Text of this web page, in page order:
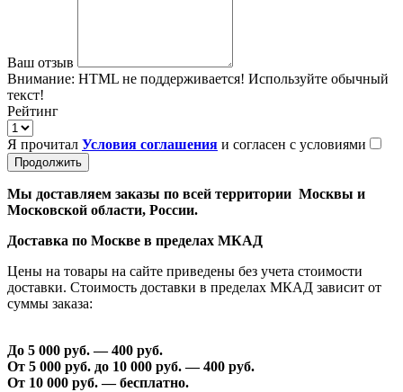
Ваш отзыв
Внимание: HTML не поддерживается! Используйте обычный
текст!
Рейтинг
Я прочитал Условия соглашения и согласен с условиями
Продолжить
Мы доставляем заказы по всей территории Москвы и
Московской области, России.
Доставка по Москве в пределах МКАД
Цены на товары на сайте приведены без учета стоимости
доставки. Стоимость доставки в пределах МКАД зависит от
суммы заказа:
До 5 000 руб. —400 руб.
От 5 000 руб. до 10 000 руб. —400 руб.
От 10 000 руб. — бесплатно.